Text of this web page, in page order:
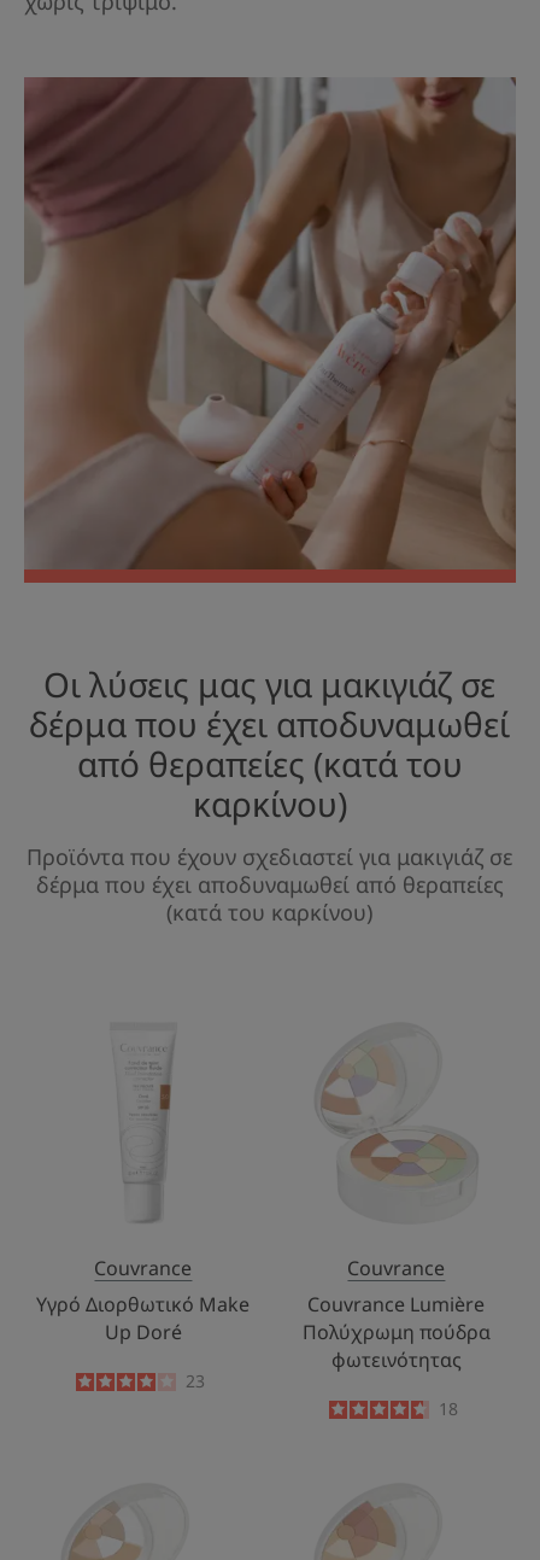
Οι λύσεις μας για μακιγιάζ σε
δέρμα που έχει αποδυναμωθεί
από θεραπείες (κατά του
καρκίνου)
Προϊόντα που έχουν σχεδιαστεί για μακιγιάζ σε
δέρμα που έχει αποδυναμωθεί από θεραπείες
(κατά του καρκίνου)
Διορθωτικό
Make
Up
Couvrance
Υγρό Διορθωτικό Make
Up Doré
4
/
5
23
φωτεινότητας
Couvrance
Couvrance Lumière
Πολύχρωμη πούδρα
φωτεινότητας
4.7
/518